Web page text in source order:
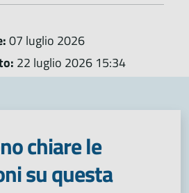
07 luglio 2026
22 luglio 2026 15:34
chiare le
su questa